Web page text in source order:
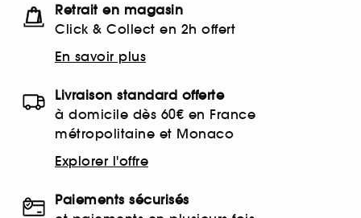
Retrait en magasin
Click & Collect en 2h offert
En savoir plus
Livraison standard offerte
à domicile dès 60€ en France
métropolitaine et Monaco
Explorer l'offre
Paiements sécurisés